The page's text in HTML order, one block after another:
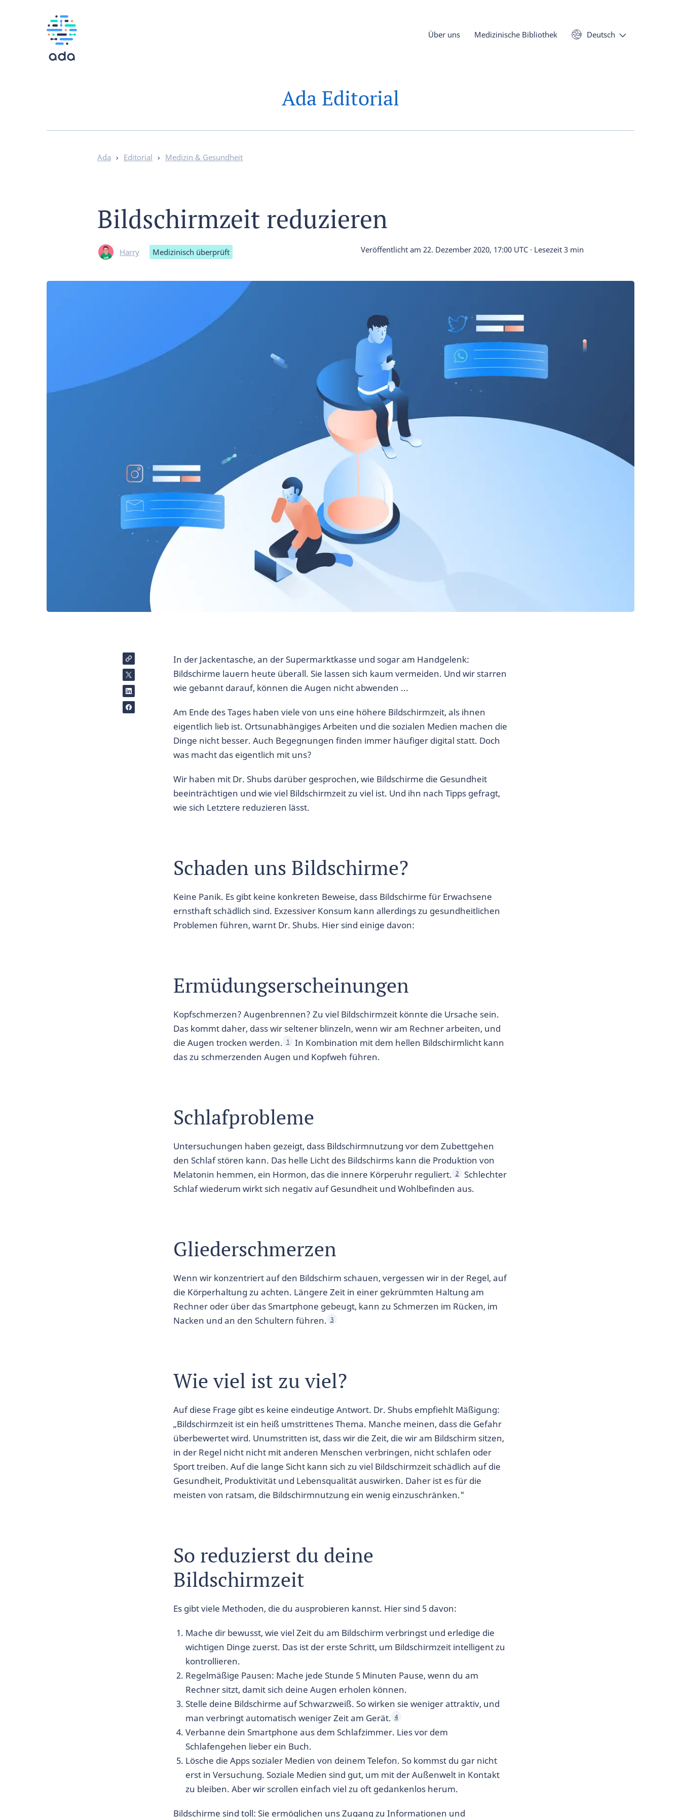
Über uns Medizinische Bibliothek Deutsch
Ada Editorial
Ada › Editorial › Medizin & Gesundheit
Bildschirmzeit reduzieren
Harry Medizinisch überprüft Veröffentlicht am 22. Dezember 2020, 17:00 UTC · Lesezeit 3 min
In der Jackentasche, an der Supermarktkasse und sogar am Handgelenk:
Bildschirme lauern heute überall. Sie lassen sich kaum vermeiden. Und wir starren
wie gebannt darauf, können die Augen nicht abwenden ...
Am Ende des Tages haben viele von uns eine höhere Bildschirmzeit, als ihnen
eigentlich lieb ist. Ortsunabhängiges Arbeiten und die sozialen Medien machen die
Dinge nicht besser. Auch Begegnungen finden immer häufiger digital statt. Doch
was macht das eigentlich mit uns?
Wir haben mit Dr. Shubs darüber gesprochen, wie Bildschirme die Gesundheit
beeinträchtigen und wie viel Bildschirmzeit zu viel ist. Und ihn nach Tipps gefragt,
wie sich Letztere reduzieren lässt.
Schaden uns Bildschirme?
Keine Panik. Es gibt keine konkreten Beweise, dass Bildschirme für Erwachsene
ernsthaft schädlich sind. Exzessiver Konsum kann allerdings zu gesundheitlichen
Problemen führen, warnt Dr. Shubs. Hier sind einige davon:
Ermüdungserscheinungen
Kopfschmerzen? Augenbrennen? Zu viel Bildschirmzeit könnte die Ursache sein.
Das kommt daher, dass wir seltener blinzeln, wenn wir am Rechner arbeiten, und
die Augen trocken werden. 1
In Kombination mit dem hellen Bildschirmlicht kann
das zu schmerzenden Augen und Kopfweh führen.
Schlafprobleme
Untersuchungen haben gezeigt, dass Bildschirmnutzung vor dem Zubettgehen
den Schlaf stören kann. Das helle Licht des Bildschirms kann die Produktion von
Melatonin hemmen, ein Hormon, das die innere Körperuhr reguliert. 2
Schlechter
Schlaf wiederum wirkt sich negativ auf Gesundheit und Wohlbefinden aus.
Gliederschmerzen
Wenn wir konzentriert auf den Bildschirm schauen, vergessen wir in der Regel, auf
die Körperhaltung zu achten. Längere Zeit in einer gekrümmten Haltung am
Rechner oder über das Smartphone gebeugt, kann zu Schmerzen im Rücken, im
Nacken und an den Schultern führen. 3
Wie viel ist zu viel?
Auf diese Frage gibt es keine eindeutige Antwort. Dr. Shubs empfiehlt Mäßigung:
„Bildschirmzeit ist ein heiß umstrittenes Thema. Manche meinen, dass die Gefahr
überbewertet wird. Unumstritten ist, dass wir die Zeit, die wir am Bildschirm sitzen,
in der Regel nicht nicht mit anderen Menschen verbringen, nicht schlafen oder
Sport treiben. Auf die lange Sicht kann sich zu viel Bildschirmzeit schädlich auf die
Gesundheit, Produktivität und Lebensqualität auswirken. Daher ist es für die
meisten von ratsam, die Bildschirmnutzung ein wenig einzuschränken."
So reduzierst du deine
Bildschirmzeit
Es gibt viele Methoden, die du ausprobieren kannst. Hier sind 5 davon:
Mache dir bewusst, wie viel Zeit du am Bildschirm verbringst und erledige die
wichtigen Dinge zuerst. Das ist der erste Schritt, um Bildschirmzeit intelligent zu
kontrollieren.
Regelmäßige Pausen: Mache jede Stunde 5 Minuten Pause, wenn du am
Rechner sitzt, damit sich deine Augen erholen können.
Stelle deine Bildschirme auf Schwarzweiß. So wirken sie weniger attraktiv, und
man verbringt automatisch weniger Zeit am Gerät. 4
Verbanne dein Smartphone aus dem Schlafzimmer. Lies vor dem
Schlafengehen lieber ein Buch.
Lösche die Apps sozialer Medien von deinem Telefon. So kommst du gar nicht
erst in Versuchung. Soziale Medien sind gut, um mit der Außenwelt in Kontakt
zu bleiben. Aber wir scrollen einfach viel zu oft gedankenlos herum.
Bildschirme sind toll: Sie ermöglichen uns Zugang zu Informationen und